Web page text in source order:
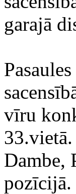
garajā
vīru
Dambe,
pozīcijā.